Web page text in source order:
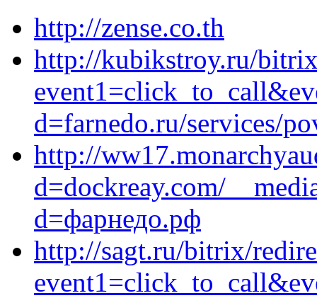
http://zense.co.th
http://kubikstroy.ru/
d=farnedo.ru/services/
http://
d=dockreay.com/
d=фарнедо.рф
http://sagt.ru/bitrix/